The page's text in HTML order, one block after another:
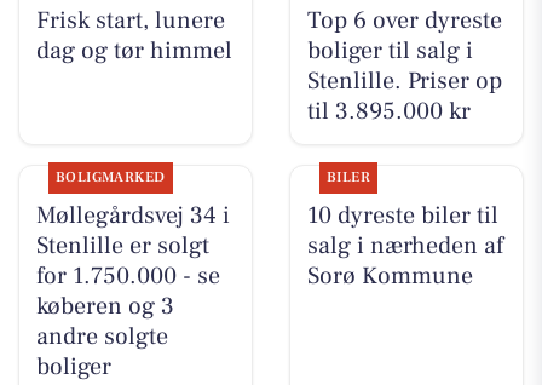
Frisk start, lunere
dag og tør himmel
Top 6 over dyreste
boliger til salg i
Stenlille. Priser op
til 3.895.000 kr
BOLIGMARKED
Møllegårdsvej 34 i
Stenlille er solgt
for 1.750.000 - se
køberen og 3
andre solgte
boliger
BILER
10 dyreste biler til
salg i nærheden af
Sorø Kommune